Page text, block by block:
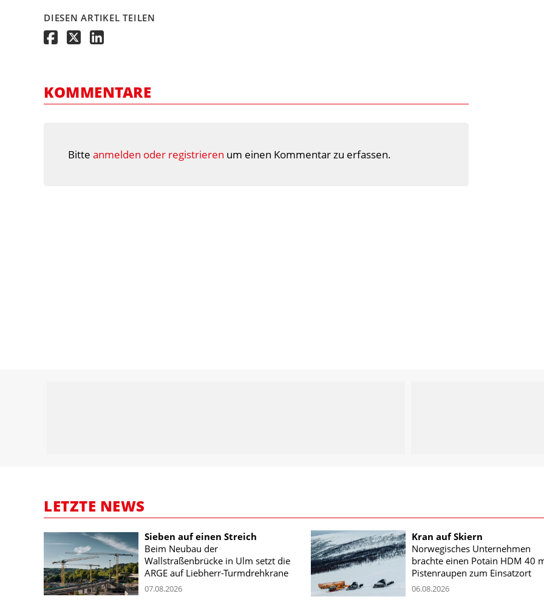
DIESEN ARTIKEL TEILEN
KOMMENTARE
Bitte anmelden oder registrieren um einen Kommentar zu erfassen.
LETZTE NEWS
Sieben auf einen Streich
Beim Neubau der
Wallstraßenbrücke in Ulm setzt die
ARGE auf Liebherr-Turmdrehkrane
07.08.2026
Kran auf Skiern
Norwegisches Unternehmen
brachte einen Potain HDM 40
Pistenraupen zum Einsatzort
06.08.2026